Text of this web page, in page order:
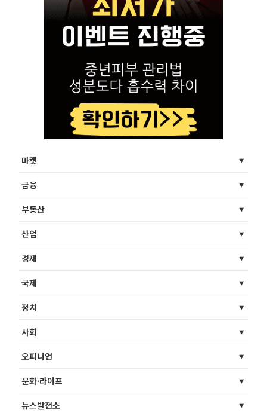
마켓
금융
부동산
산업
경제
국제
정치
사회
오피니언
문화·라이프
뉴스발전소